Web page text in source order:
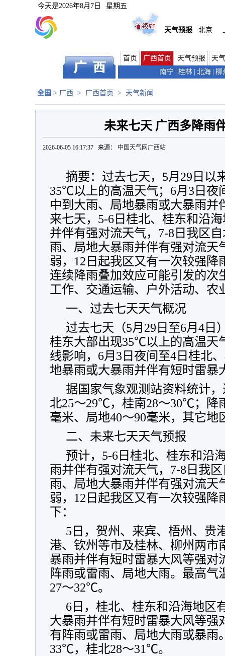
今天是2026年8月7日 星期五
天气预报 北京
首页 广西首页 天气预报
天
南宁
桂林 北海 柳
全国 > 广西 > 广西首页 > 天气新闻
未来七天 广西多降雨
2026-06-05 16:17:37 来源： 中国天气网广西站
摘要：过去七天，5月29日以
35℃以上的高温天气；6月3日夜
中到大雨、局地暴雨或大暴雨并
来七天，5-6日桂北、桂东和沿
并伴有强对流天气，7-8日我区
雨、局地大暴雨并伴有强对流天
弱，12日起我区又有一次较强降
连续降雨叠加效应可能引发的次
工作、交通运输、户外活动、农
一、过去七天天气概况
过去七天（5月29日至6月4日
桂东大部出现35℃以上的高温天
线影响，6月3日夜间至4日桂北
地暴雨或大暴雨并伴有短时雷暴
据国家气象观测站资料统计
北25～29℃，桂南28～30℃；降
毫米、局地40～90毫米，其它地
二、未来七天天气预报
预计，5-6日桂北、桂东和沿
雨并伴有强对流天气，7-8日我
雨、局地大暴雨并伴有强对流天
弱，12日起我区又有一次较强降
下：
5日，贺州、来宾、梧州、贵
港、钦州等市及桂林、柳州两市
暴雨并伴有短时雷暴大风等强对
阵雨或雷雨、局地大雨。最高
27～32℃。
6日，桂北、桂东和沿海地区
大暴雨并伴有短时雷暴大风等强
有阵雨或雷雨、局地大雨或暴雨
33℃，桂北28～31℃。